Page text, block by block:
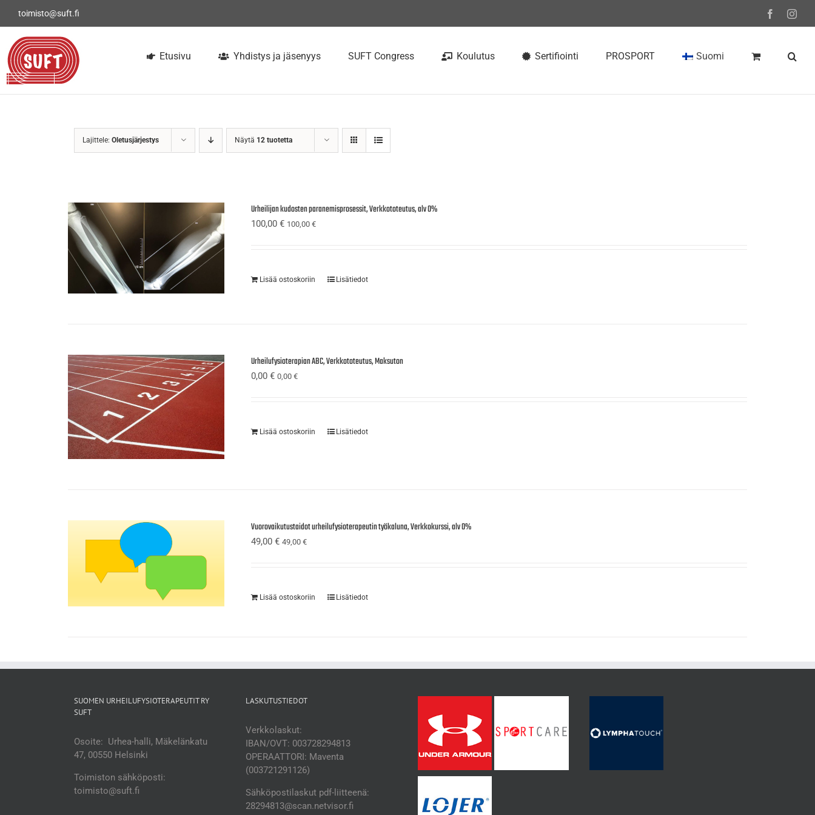
toimisto@suft.fi Facebook
Etusivu Yhdistys ja jäsenyys SUFT Congress Koulutus Sertifiointi PROSPORT Suomi
Lajittele: Oletusjärjestys Näytä 12 tuotetta
Urheilijan kudosten paranemisprosessit, Verkkototeutus, alv 0%
100,00€ 100,00€
Lisää ostoskoriin Lisätiedot
Urheilufysioterapian ABC, Verkkototeutus, Maksuton
0,00€ 0,00€
Lisää ostoskoriin Lisätiedot
Vuorovaikutustaidot urheilufysioterapeutin työkaluna, Verkkokurssi, alv 0%
49,00€ 49,00€
Lisää ostoskoriin Lisätiedot
SUOMEN URHEILUFYSIOTERAPEUTIT RY
SUFT
Osoite: Urhea-halli, Mäkelänkatu
47, 00550 Helsinki
Toimiston sähköposti:
toimisto@suft.fi
LASKUTUSTIEDOT
Verkkolaskut:
IBAN/OVT: 003728294813
OPERAATTORI: Maventa
(003721291126)
Sähköpostilaskut pdf-liitteenä:
28294813@scan.netvisor.fi